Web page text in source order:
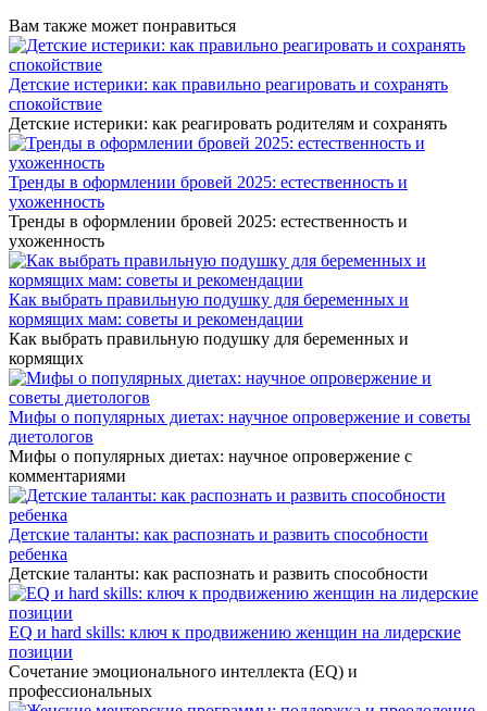
Вам также может понравиться
Детские истерики: как правильно реагировать и сохранять
спокойствие
Детские истерики: как реагировать родителям и сохранять
Тренды в оформлении бровей 2025: естественность и
ухоженность
Тренды в оформлении бровей 2025: естественность и
ухоженность
Как выбрать правильную подушку для беременных и
кормящих мам: советы и рекомендации
Как выбрать правильную подушку для беременных и
кормящих
Мифы о популярных диетах: научное опровержение и советы
диетологов
Мифы о популярных диетах: научное опровержение с
комментариями
Детские таланты: как распознать и развить способности
ребенка
Детские таланты: как распознать и развить способности
EQ и hard skills: ключ к продвижению женщин на лидерские
позиции
Сочетание эмоционального интеллекта (EQ) и
профессиональных